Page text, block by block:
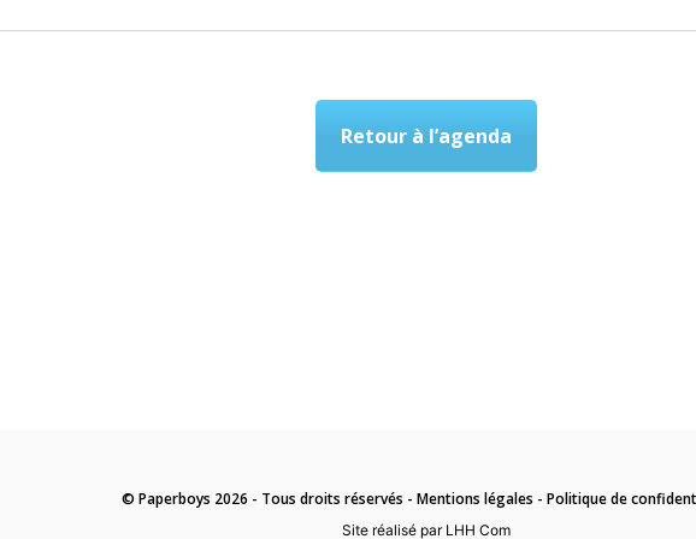
Retour à l’agenda
© Paperboys 2026 - Tous droits réservés - Mentions légales - Politique de
Site réalisé par LHH Com